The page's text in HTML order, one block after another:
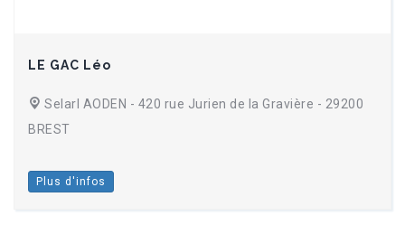
LE GAC Léo
Selarl AODEN - 420 rue Jurien de la Gravière - 29200
BREST
Plus d'infos